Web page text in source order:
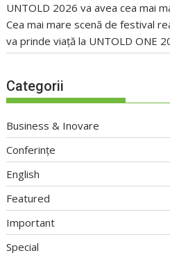
UNTOLD 2026 va avea cea mai
Cea mai mare scenă de festival
va prinde viață la UNTOLD ONE
Categorii
Business & Inovare
Conferințe
English
Featured
Important
Special